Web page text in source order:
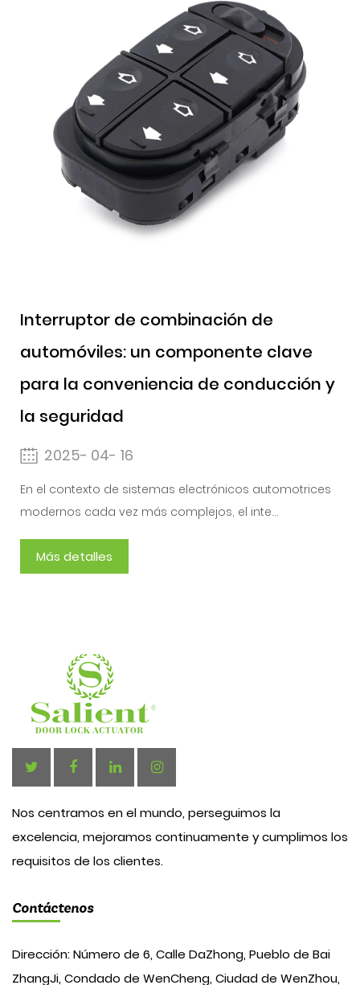
Interruptor de combinación de
automóviles: un componente clave
para la conveniencia de conducción y
la seguridad
2025- 04- 16
En el contexto de sistemas electrónicos automotrices
modernos cada vez más complejos, el inte...
Más detalles
Nos centramos en el mundo, perseguimos la
excelencia, mejoramos continuamente y cumplimos los
requisitos de los clientes.
Contáctenos
Dirección: Número de 6, Calle DaZhong, Pueblo de Bai
ZhangJi, Condado de WenCheng, Ciudad de WenZhou,